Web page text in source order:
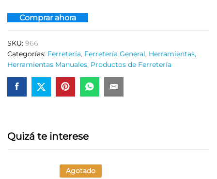
Comprar ahora
SKU: 966
Categorías: Ferretería, Ferretería General, Herramientas,
Herramientas Manuales, Productos de Ferretería
Quizá te interese
Agotado